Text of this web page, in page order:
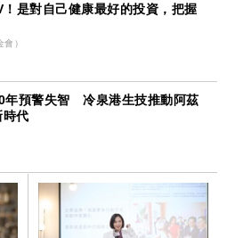
！是對自己健康最好的投資，把握
）
年預警失智 冷泉港生技推動阿茲
時代